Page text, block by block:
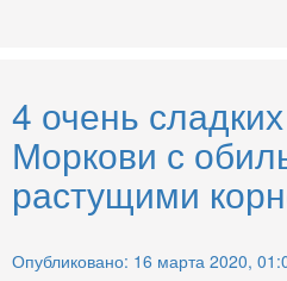
4 очень
Моркови с
растущими
Опубликовано: 16 марта 2020,